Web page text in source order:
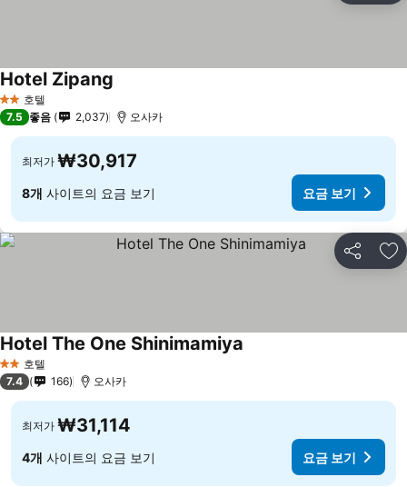
2 성급호텔
Hotel Zipang
7.5 좋음 2,037 오사카
최저가 ₩30,917
8개 사이트의 요금 보기 요금 보기
공유 즐
2 성급호텔
Hotel The One Shinimamiya
7.4 166 오사카
최저가 ₩31,114
4개 사이트의 요금 보기 요금 보기